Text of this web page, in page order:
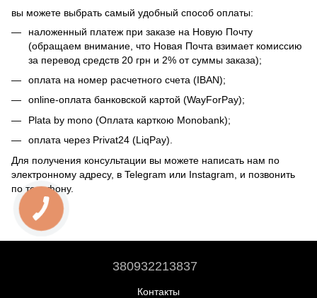
вы можете выбрать самый удобный способ оплаты:
наложенный платеж при заказе на Новую Почту
(обращаем внимание, что Новая Почта взимает комиссию
за перевод средств 20 грн и 2% от суммы заказа);
оплата на номер расчетного счета (IBAN);
online-оплата банковской картой (WayForPay);
Plata by mono (Оплата карткою Monobank);
оплата через Privat24 (LiqPay).
Для получения консультации вы можете написать нам по
электронному адресу, в Telegram или Instagram, и позвонить
по телефону.
380932213837
Контакты